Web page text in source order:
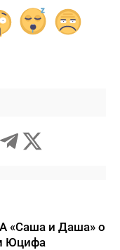
«Саша и Даша» о
Юцифа